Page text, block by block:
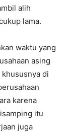
alih
lama.
waktu yang
asing
di
karena
itu
juga